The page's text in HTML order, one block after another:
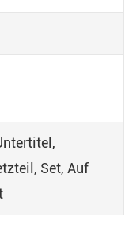
Set, Auf